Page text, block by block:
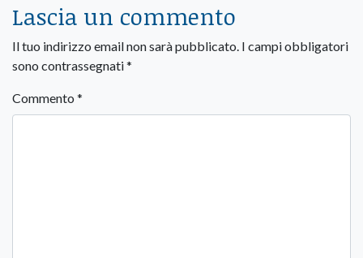
Lascia un commento
Il tuo indirizzo email non sarà pubblicato. I campi obbligatori
sono contrassegnati*
Commento *